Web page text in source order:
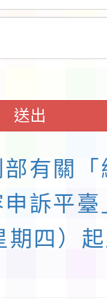
送出
有關
訴平
期四）